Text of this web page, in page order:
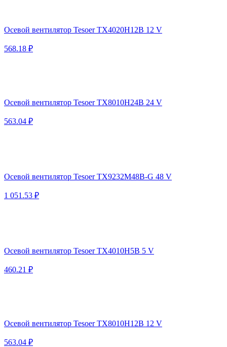
Осевой вентилятор Tesoer TX4020H12B 12 V
568.18 ₽
Осевой вентилятор Tesoer TX8010H24B 24 V
563.04 ₽
Осевой вентилятор Tesoer TX9232M48B-G 48 V
1 051.53 ₽
Осевой вентилятор Tesoer TX4010H5B 5 V
460.21 ₽
Осевой вентилятор Tesoer TX8010H12B 12 V
563.04 ₽